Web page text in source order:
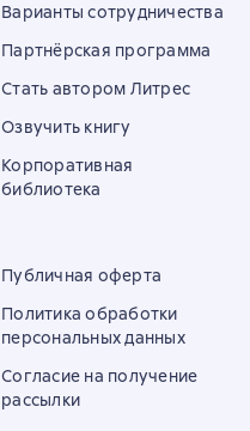
Варианты сотрудничества
Партнёрская программа
Стать автором Литрес
Озвучить книгу
Корпоративная
библиотека
Публичная оферта
Политика обработки
персональных данных
Согласие на получение
рассылки